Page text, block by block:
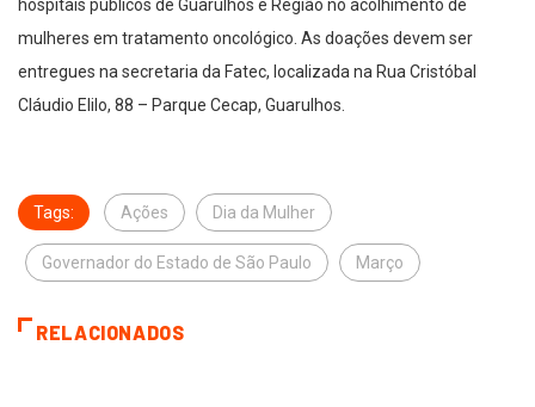
hospitais públicos de Guarulhos e Região no acolhimento de
mulheres em tratamento oncológico. As doações devem ser
entregues na secretaria da Fatec, localizada na Rua Cristóbal
Cláudio Elilo, 88 – Parque Cecap, Guarulhos.
Tags: Ações Dia da Mulher
Governador do Estado de São Paulo Março
RELACIONADOS